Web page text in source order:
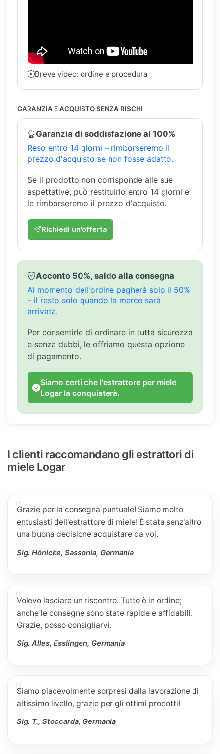
Breve video: ordine e procedura
GARANZIA E ACQUISTO SENZA RISCHI
Garanzia di soddisfazione al 100%
Reso entro 14 giorni – rimborseremo il
prezzo d'acquisto se non fosse adatto.
Se il prodotto non corrisponde alle sue
aspettative, può restituirlo entro 14 giorni e
le rimborseremo il prezzo d'acquisto.
Richiedi un'offerta
Acconto 50%, saldo alla consegna
Al momento dell'ordine pagherà solo il 50%
– il resto solo quando la merce sarà
arrivata.
Per consentirle di ordinare in tutta sicurezza
e senza dubbi, le offriamo questa opzione
di pagamento.
Siamo certi che l'estrattore per miele
Logar la conquisterà.
I clienti raccomandano gli estrattori di
miele Logar
Grazie per la consegna puntuale! Siamo molto
entusiasti dell'estrattore di miele! È stata senz'altro
una buona decisione acquistare da voi.
Sig. Hönicke, Sassonia, Germania
Volevo lasciare un riscontro. Tutto è in ordine;
anche le consegne sono state rapide e affidabili.
Grazie, posso consigliarvi.
Sig. Alles, Esslingen, Germania
Siamo piacevolmente sorpresi dalla lavorazione di
altissimo livello, grazie per gli ottimi prodotti!
Sig. T., Stoccarda, Germania